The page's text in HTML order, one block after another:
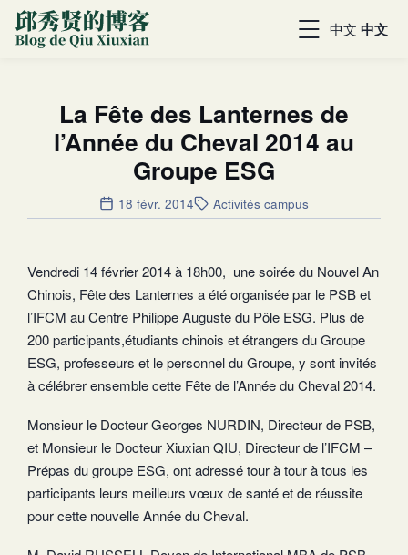
中文 中文
La Fête des Lanternes de
l’Année du Cheval 2014 au
Groupe ESG
18 févr. 2014 Activités campus
Vendredi 14 février 2014 à 18h00, une soirée du Nouvel An
Chinois, Fête des Lanternes a été organisée par le PSB et
l’IFCM au Centre Philippe Auguste du Pôle ESG. Plus de
200 participants,étudiants chinois et étrangers du Groupe
ESG, professeurs et le personnel du Groupe, y sont invités
à célébrer ensemble cette Fête de l’Année du Cheval 2014.
Monsieur le Docteur Georges NURDIN, Directeur de PSB,
et Monsieur le Docteur Xiuxian QIU, Directeur de l’IFCM –
Prépas du groupe ESG, ont adressé tour à tour à tous les
participants leurs meilleurs vœux de santé et de réussite
pour cette nouvelle Année du Cheval.